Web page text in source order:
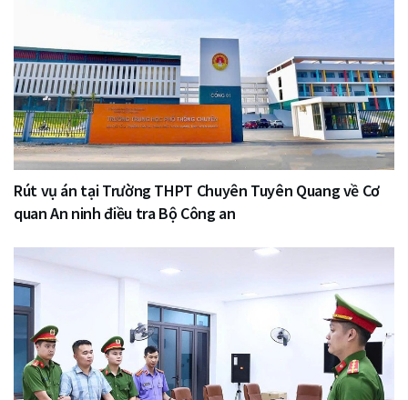
Rút vụ án tại Trường THPT Chuyên Tuyên Quang về Cơ
quan An ninh điều tra Bộ Công an